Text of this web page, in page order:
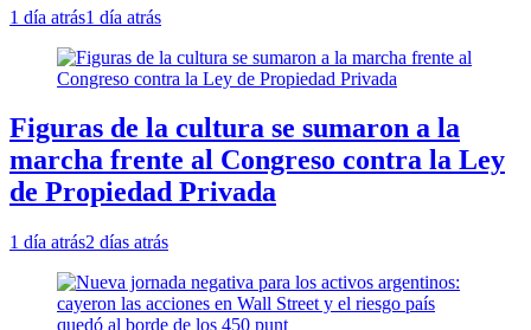
1 día atrás1 día atrás
Figuras de la cultura se sumaron a la
marcha frente al Congreso contra la Ley
de Propiedad Privada
1 día atrás2 días atrás